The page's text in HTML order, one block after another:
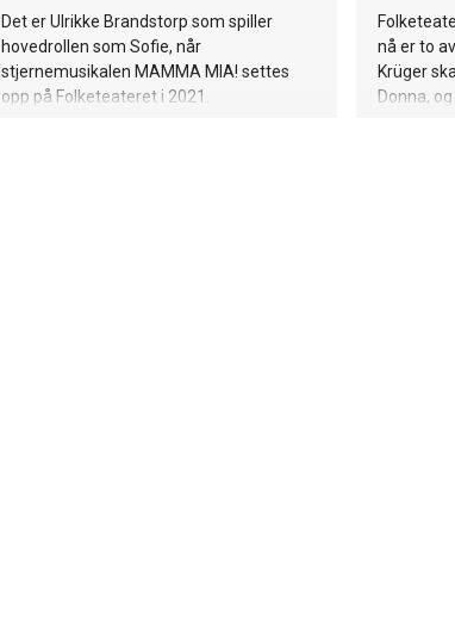
Det er Ulrikke Brandstorp som spiller
hovedrollen som Sofie, når
stjernemusikalen MAMMA MIA! settes
opp på Folketeateret i 2021.
nå er to
Krüger
Donna,